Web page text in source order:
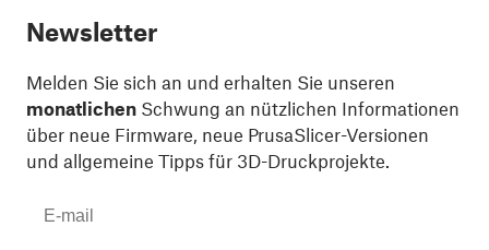
Newsletter
Melden Sie sich an und erhalten Sie unseren
monatlichen Schwung an nützlichen Informationen
über neue Firmware, neue PrusaSlicer-Versionen
und allgemeine Tipps für 3D-Druckprojekte.